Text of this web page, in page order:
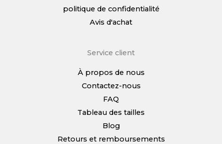
politique de confidentialité
Avis d'achat
Service client
À propos de nous
Contactez-nous
FAQ
Tableau des tailles
Blog
Retours et remboursements